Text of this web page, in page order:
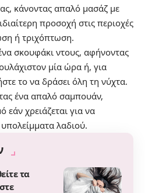
κάνοντας απαλό μασάζ με
προσοχή στις περιοχές
ή τριχόπτωση.
σκουφάκι ντους, αφήνοντας
μία ώρα ή, για
το να δράσει όλη τη νύχτα.
ένα απαλό σαμπουάν,
εάν χρειάζεται για να
λαδιού.
τα